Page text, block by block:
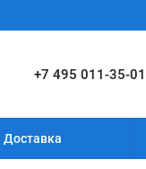
+7 495 011-35-01
Доставка